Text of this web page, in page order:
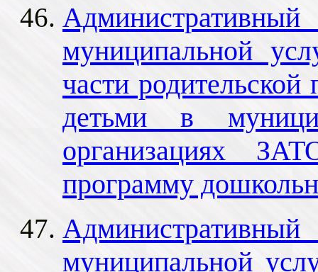
Административный
муниципальной
части
детьми в
организациях
программу
Административный
муниципальной